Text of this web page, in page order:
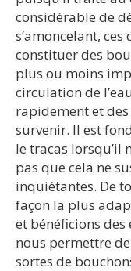
considérable de
s’amoncelant,
constituer des
plus ou moins
circulation de
rapidement et
survenir. Il est
le tracas lorsqu’il
pas que cela ne
inquiétantes. De
façon la plus
et bénéficions
nous permettre
sortes de